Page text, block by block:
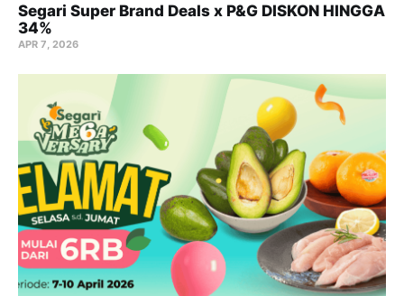
Segari Super Brand Deals x P&G DISKON HINGGA
34%
APR 7, 2026